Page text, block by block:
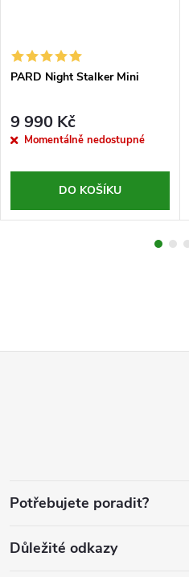
PARD Night Stalker Mini
9 990 Kč
Momentálně nedostupné
DO KOŠÍKU
aPotřebujete poradit?
Důležité odkazy